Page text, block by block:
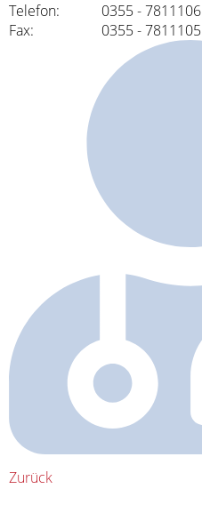
Telefon:
0355 - 7811106
Fax:
0355 - 7811105
Zurück